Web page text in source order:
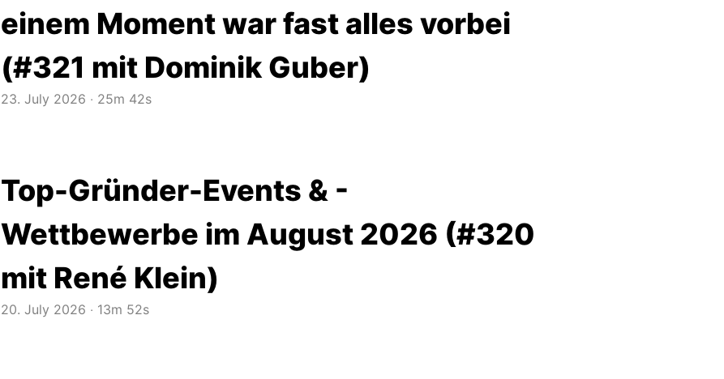
einem Moment war fast alles vorbei
(#321 mit Dominik Guber)
23. July 2026 ‧ 25m 42s
Top-Gründer-Events & -
Wettbewerbe im August 2026 (#320
mit René Klein)
20. July 2026 ‧ 13m 52s